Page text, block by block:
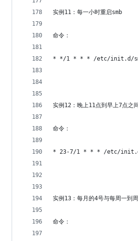
实例11：每一小时重启smb
命令：
* */1 * * * /etc/init.d/
实例12：晚上11点到早上7点之
命令：
* 23-7/1 * * * /etc/
实例13：每月的4号与每周一到
命令：